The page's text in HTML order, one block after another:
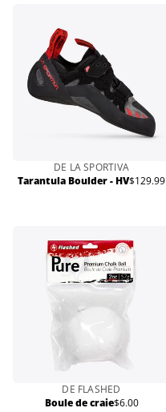
DE LA SPORTIVA
Tarantula Boulder - HVPrix
$129.99
DE FLASHED
Boule de craiePrix
$6.00